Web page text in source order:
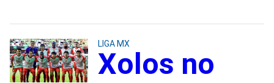
LIGA MX
Xolos no